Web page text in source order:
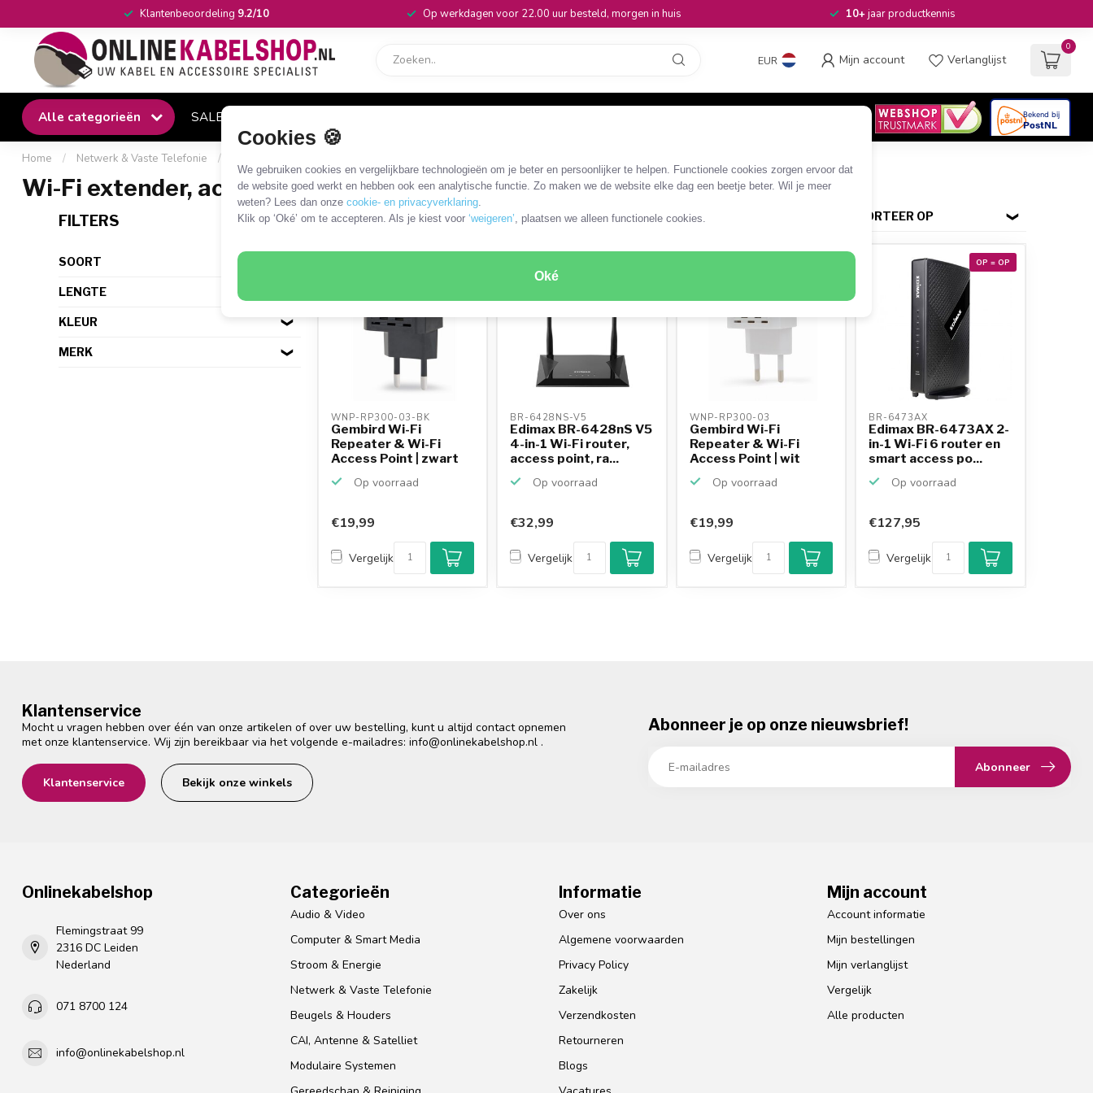
Cookies 🍪
We gebruiken cookies en vergelijkbare technologieën om je beter en persoonlijker te helpen. Functionele cookies zorgen ervoor dat
de website goed werkt en hebben ook een analytische functie. Zo maken we de website elke dag een beetje beter. Wil je meer
weten? Lees dan onze cookie- en privacyverklaring.
Klik op ‘Oké’ om te accepteren. Als je kiest voor ‘weigeren’, plaatsen we alleen functionele cookies.
Oké
Klantenbeoordeling 9.2/10 Op werkdagen voor 22.00 uur besteld, morgen in huis 10+jaar productkennis
EUR Mijn account Verlanglijst
0
Alle categorieën SALE
Home / Netwerk & Vaste Telefonie /
Wi-Fi extender, access point en bridge
FILTERS
SOORT
LENGTE
KLEUR
MERK
4 PRODUCTEN SORTEER OP
WNP-RP300-03-BK
Gembird Wi-Fi
Repeater & Wi-Fi
Access Point | zwart
Op voorraad
€19,99
Vergelijk
BR-6428NS-V5
Edimax BR-6428nS V5
4-in-1 Wi-Fi router,
access point, ra...
Op voorraad
€32,99
Vergelijk
WNP-RP300-03
Gembird Wi-Fi
Repeater & Wi-Fi
Access Point | wit
Op voorraad
€19,99
Vergelijk
OP = OP
BR-6473AX
Edimax BR-6473AX 2-
in-1 Wi-Fi 6 router en
smart access po...
Op voorraad
€127,95
Vergelijk
Klantenservice
Mocht u vragen hebben over één van onze artikelen of over uw bestelling, kunt u altijd contact opnemen
met onze klantenservice. Wij zijn bereikbaar via het volgende e-mailadres: info@onlinekabelshop.nl .
Klantenservice Bekijk onze winkels
Abonneer je op onze nieuwsbrief!
Abonneer
Onlinekabelshop
Flemingstraat 99
2316 DC Leiden
Nederland
071 8700 124
info@onlinekabelshop.nl
Categorieën
Audio & Video
Computer & Smart Media
Stroom & Energie
Netwerk & Vaste Telefonie
Beugels & Houders
CAI, Antenne & Satelliet
Modulaire Systemen
Informatie
Over ons
Algemene voorwaarden
Privacy Policy
Zakelijk
Verzendkosten
Retourneren
Blogs
Mijn account
Account informatie
Mijn bestellingen
Mijn verlanglijst
Vergelijk
Alle producten